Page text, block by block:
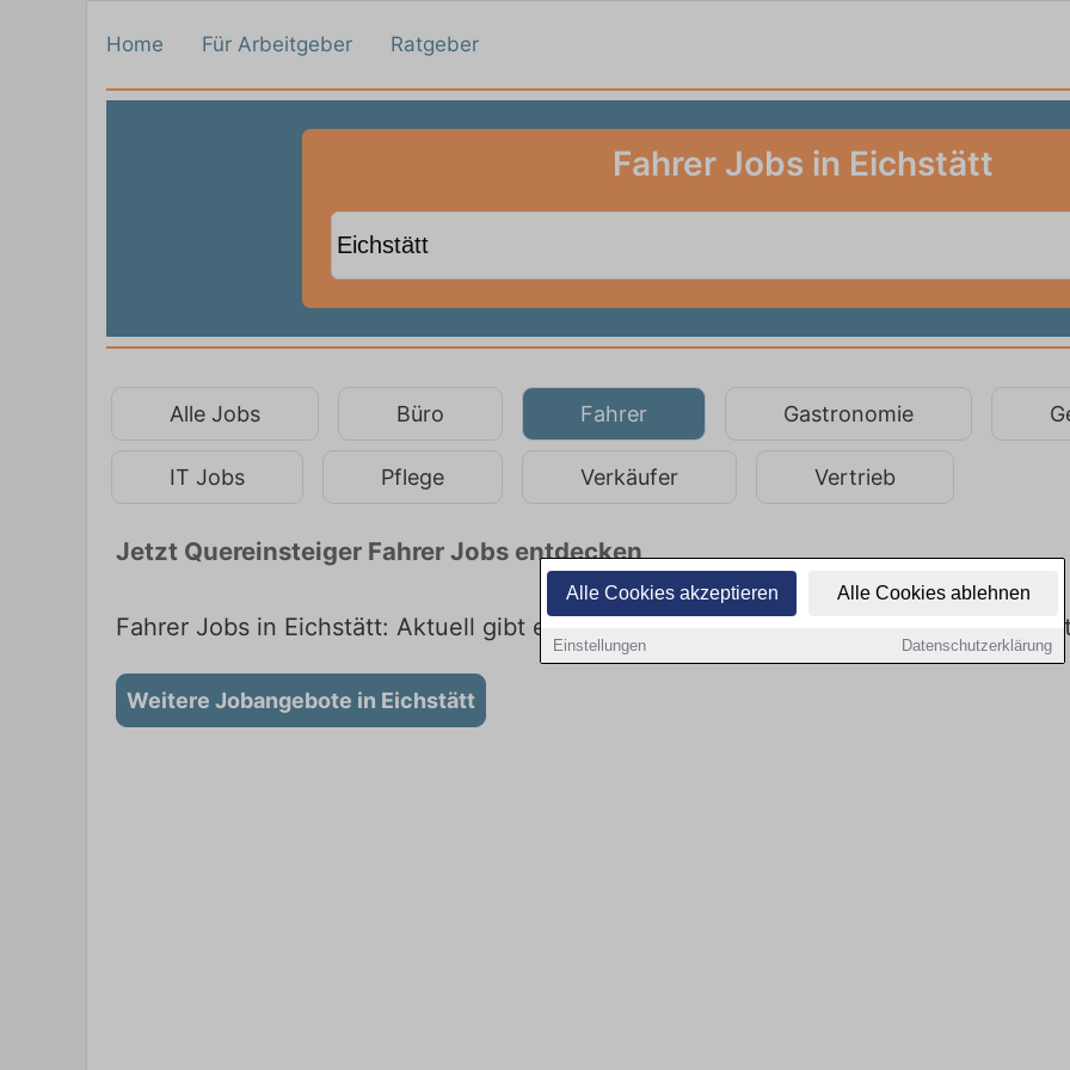
Alle Cookies akzeptieren Alle Cookies ablehnen
Einstellungen Datenschutzerklärung
Home Für Arbeitgeber Ratgeber
Fahrer Jobs in Eichstätt
Alle Jobs Büro Fahrer Gastronomie
IT Jobs Pflege Verkäufer Vertrieb
Jetzt Quereinsteiger Fahrer Jobs entdecken
Fahrer Jobs in Eichstätt: Aktuell gibt es keine Stellenangebote für Fahrer in
Weitere Jobangebote in Eichstätt